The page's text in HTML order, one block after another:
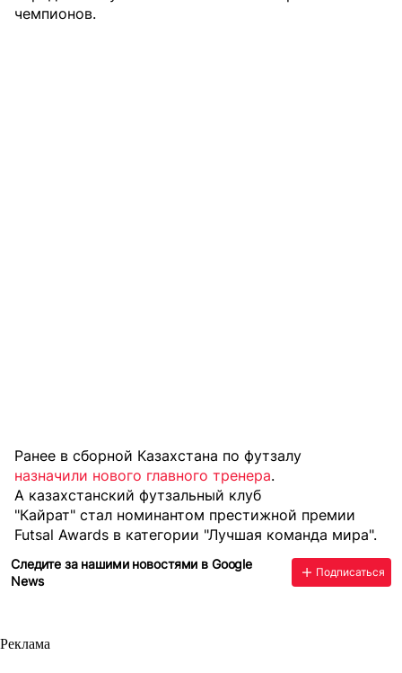
чемпионов.
Ранее в сборной Казахстана по футзалу
назначили нового главного тренера.
А казахстанский футзальный клуб
"Кайрат" стал номинантом престижной премии
Futsal Awards в категории "Лучшая команда мира".
Следите за нашими новостями в Google
News
Подписаться
Реклама